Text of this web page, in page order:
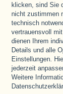
klicken, sind Sie
nicht zustimmen
technisch
vertrauensvoll
dienen Ihrem
Details und alle
Einstellungen.
jederzeit
Weitere